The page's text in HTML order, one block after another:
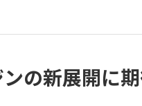
の新展開に